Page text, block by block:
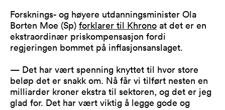
Forsknings- og høyere utdanningsminister Ola
Borten Moe (Sp) forklarer til Khrono at det er en
ekstraordinær priskompensasjon fordi
regjeringen bommet på inflasjonsanslaget.
— Det har vært spenning knyttet til hvor store
beløp det er snakk om. Nå får vi tilført nesten en
milliarder kroner ekstra til sektoren, og det er jeg
glad for. Det har vært viktig å legge gode og